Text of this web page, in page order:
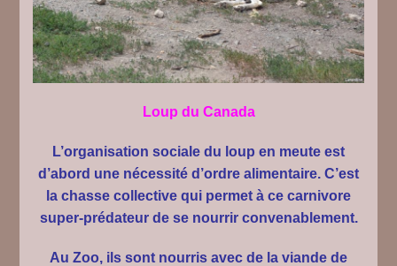
Loup du Canada
L’organisation sociale du loup en meute est
d’abord une nécessité d’ordre alimentaire. C’est
la chasse collective qui permet à ce carnivore
super-prédateur de se nourrir convenablement.
Au Zoo, ils sont nourris avec de la viande de